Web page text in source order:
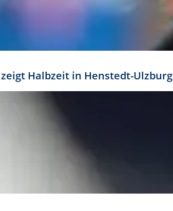
Halbzeit in Henstedt-Ulzburg